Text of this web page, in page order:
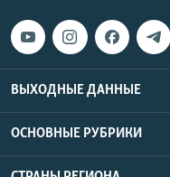
ВЫХОДНЫЕ ДАННЫЕ
ОСНОВНЫЕ РУБРИКИ